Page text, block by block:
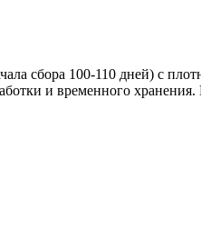
сбора 100-110 дней) с
и временного